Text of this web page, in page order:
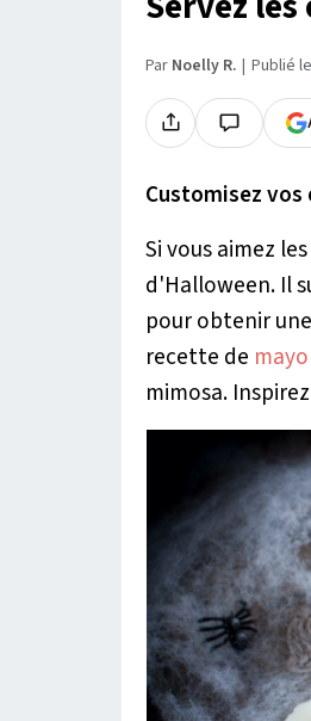
Par Noelly R. Publié
Customisez
Si vous aimez
d'Halloween. Il
pour obtenir
recette de
mimosa.